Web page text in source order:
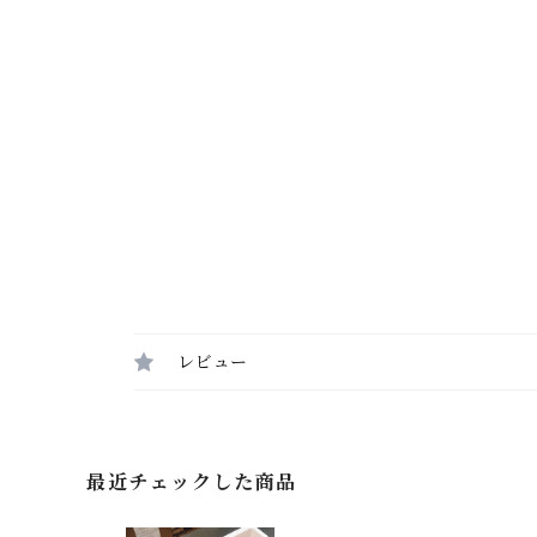
レビュー
最近チェックした商品